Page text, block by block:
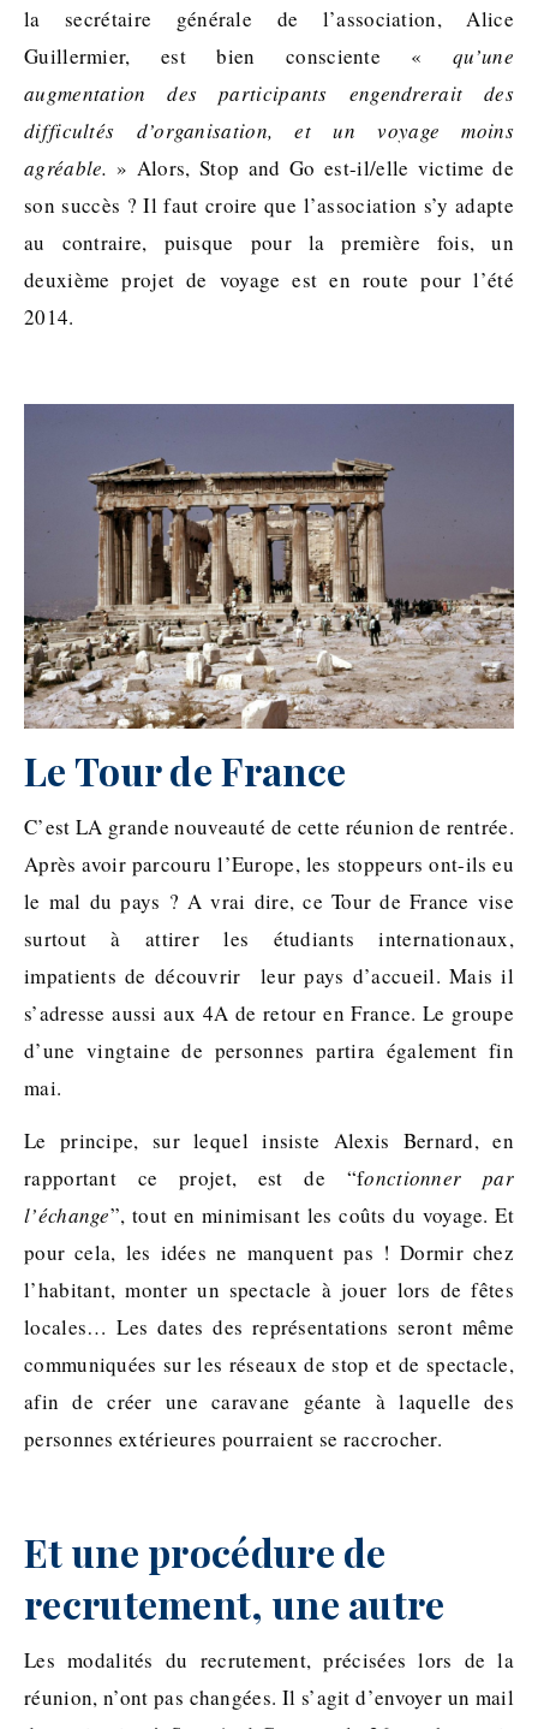
la secrétaire générale de l’association, Alice
Guillermier, est bien consciente «qu’une
augmentation des participants engendrerait des
difficultés d’organisation, et un voyage moins
agréable. » Alors, Stop and Go est-il/elle victime de
son succès ? Il faut croire que l’association s’y adapte
au contraire, puisque pour la première fois, un
deuxième projet de voyage est en route pour l’été
2014.
Le Tour de France
C’est LA grande nouveauté de cette réunion de rentrée.
Après avoir parcouru l’Europe, les stoppeurs ont-ils eu
le mal du pays ? A vrai dire, ce Tour de France vise
surtout à attirer les étudiants internationaux,
impatients de découvrir leur pays d’accueil. Mais il
s’adresse aussi aux 4A de retour en France. Le groupe
d’une vingtaine de personnes partira également fin
mai.
Le principe, sur lequel insiste Alexis Bernard, en
rapportant ce projet, est de “fonctionner par
l’échange”, tout en minimisant les coûts du voyage. Et
pour cela, les idées ne manquent pas ! Dormir chez
l’habitant, monter un spectacle à jouer lors de fêtes
locales… Les dates des représentations seront même
communiquées sur les réseaux de stop et de spectacle,
afin de créer une caravane géante à laquelle des
personnes extérieures pourraient se raccrocher.
Et une procédure de
recrutement, une autre
Les modalités du recrutement, précisées lors de la
réunion, n’ont pas changées. Il s’agit d’envoyer un mail